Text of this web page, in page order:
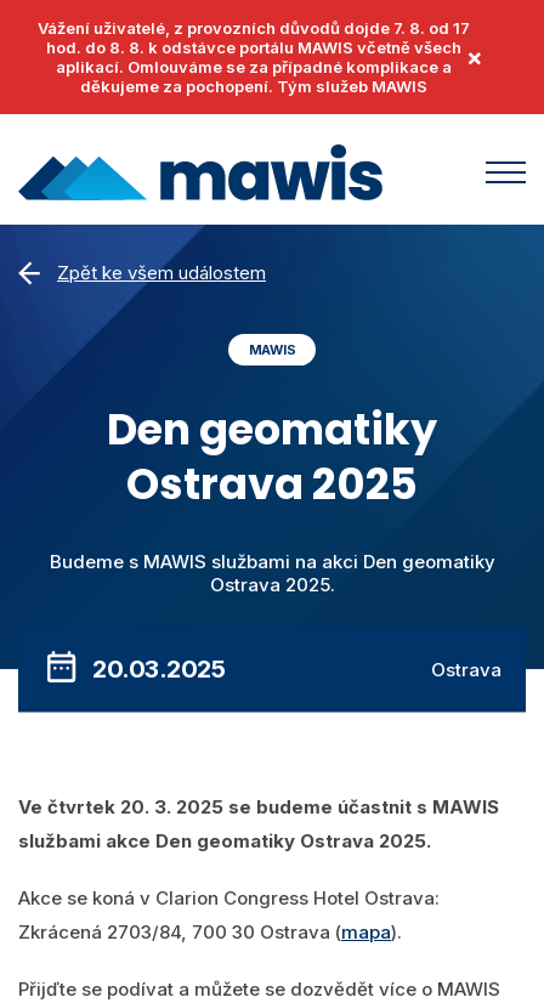
Vážení uživatelé, z provozních důvodů dojde 7. 8. od 17
hod. do 8. 8. k odstávce portálu MAWIS včetně všech
aplikací. Omlouváme se za případné komplikace a
děkujeme za pochopení. Tým služeb MAWIS
×
MawisUtility
MawisGeoportal
MawisPhoto
MawisContract
MawisPasport
Zobrazit všechny produkty
Příklady užití
Podpora
Helpdesk
Dokumenty
Události
Články
Nákupní košík
Čeština
Zpět ke všem událostem
MAWIS
Den geomatiky
Ostrava 2025
Budeme s MAWIS službami na akci Den geomatiky
Ostrava 2025.
20.03.2025 Ostrava
Ve čtvrtek 20. 3. 2025 se budeme účastnit s MAWIS
službami akce Den geomatiky Ostrava 2025.
Akce se koná v Clarion Congress Hotel Ostrava:
Zkrácená 2703/84, 700 30 Ostrava (mapa).
Přijďte se podívat a můžete se dozvědět více o MAWIS